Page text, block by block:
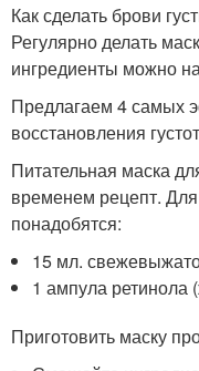
Как сделать брови
Регулярно делать
ингредиенты можно
Предлагаем 4 самых
восстановления
Питательная маска
временем рецепт.
понадобятся:
15 мл.
1 ампула ретинола
Приготовить маску